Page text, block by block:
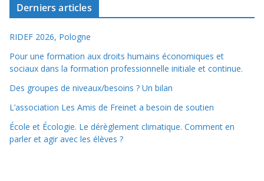
Derniers articles
RIDEF 2026, Pologne
Pour une formation aux droits humains économiques et
sociaux dans la formation professionnelle initiale et continue.
Des groupes de niveaux/besoins ? Un bilan
L’association Les Amis de Freinet a besoin de soutien
École et Écologie. Le dérèglement climatique. Comment en
parler et agir avec les élèves ?